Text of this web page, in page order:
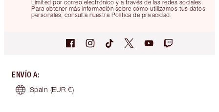
Limited por correo electrónico y a través de las redes sociales.
Para obtener más información sobre cómo utilizamos tus datos
personales, consulta nuestra Política de privacidad.
ENVÍO A:
Spain (EUR €)